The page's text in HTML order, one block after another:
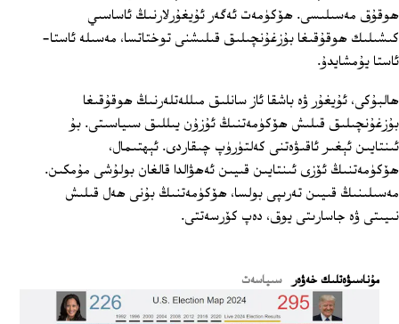
ھوقۇق مەسىلىسى. ھۆكۈمەت ئەگەر ئۇيغۇرلارنىڭ ئاساسىي
كىشىلىك ھوقۇقىغا بۇزغۇنچىلىق قىلىشنى توختاتسا، مەسىلە ئاستا-
ئاستا يۇمشايدۇ.
ھالبۇكى، ئۇيغۇر ۋە باشقا ئاز سانلىق مىللەتلەرنىڭ ھوقۇقىغا
بۇزغۇنچىلىق قىلىش ھۆكۈمەتنىڭ ئۇزۇن يىللىق سىياسىتى. بۇ
ئىنتايىن ئېغىر ئاقىۋەتنى كەلتۈرۈپ چىقاردى. ئېھتىمال،
ھۆكۈمەتنىڭ ئۆزى ئىنتايىن قىيىن ئەھۋالدا قالغان بولۇشى مۇمكىن.
مەسىلىنىڭ قىيىن تەرىپى بولسا، ھۆكۈمەتنىڭ بۇنى ھەل قىلىش
نىيىتى ۋە جاسارىتى يوق، دەپ كۆرسەتتى.
ﻣﯘﻧﺎﺳﯩﯟﻩﺗﻠﯩﻚ ﺧﻪﯞﻩﺭ سىياسەت